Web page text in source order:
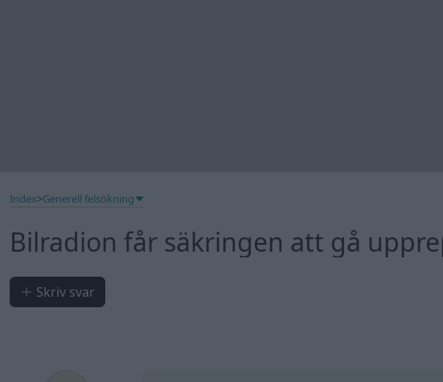
Index>Generell felsökning
Bilradion får säkringen att gå
Skriv svar